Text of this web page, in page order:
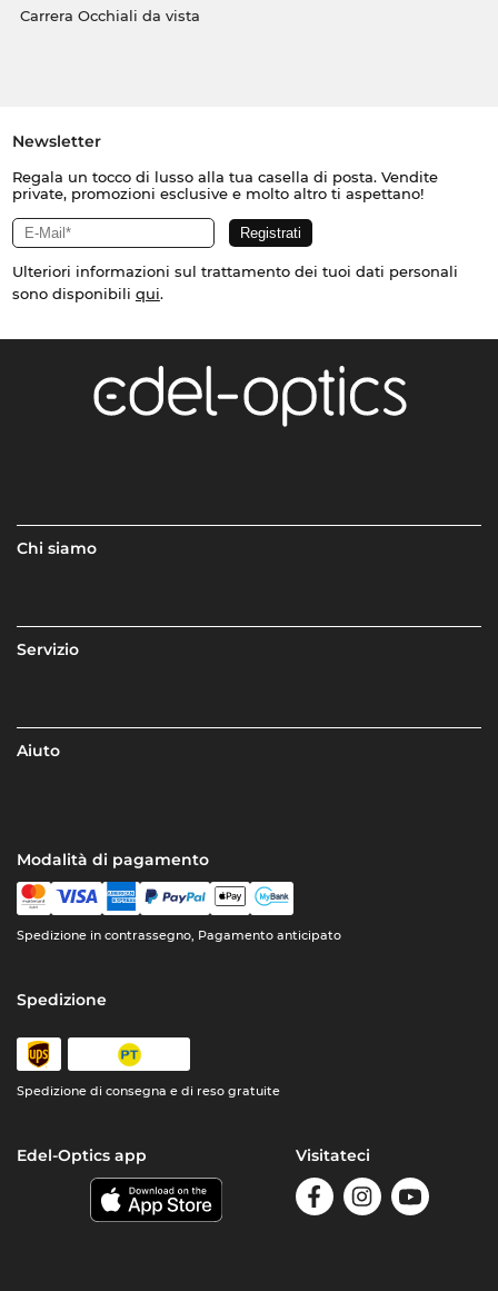
Carrera Occhiali da vista
Newsletter
Regala un tocco di lusso alla tua casella di posta. Vendite
private, promozioni esclusive e molto altro ti aspettano!
Ulteriori informazioni sul trattamento dei tuoi dati personali
sono disponibili qui.
Chi siamo
Servizio
Aiuto
Modalità di pagamento
Spedizione in contrassegno, Pagamento anticipato
Spedizione
Spedizione di consegna e di reso gratuite
Edel-Optics app Visitateci